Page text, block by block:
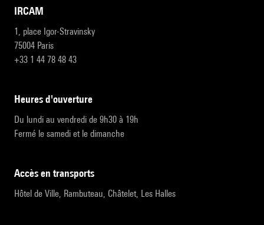
IRCAM
1, place Igor-Stravinsky
75004 Paris
+33 1 44 78 48 43
heures d'ouverture
Du lundi au vendredi de 9h30 à 19h
Fermé le samedi et le dimanche
accès en transports
Hôtel de Ville, Rambuteau, Châtelet, Les Halles